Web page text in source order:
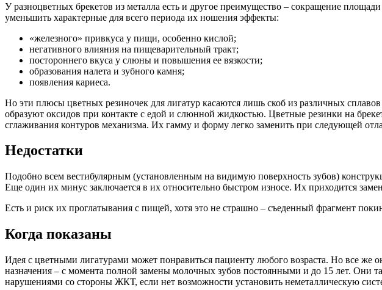
У разноцветных брекетов из металла есть и другое преимущество – сокращение
уменьшить характерные для всего периода их ношения эффекты:
«железного» привкуса у пищи, особенно кислой;
негативного влияния на пищеварительный тракт;
постороннего вкуса у слюны и повышения ее вязкости;
образования налета и зубного камня;
появления кариеса.
Но эти плюсы цветных резиночек для лигатур касаются лишь скоб из различных
образуют оксидов при контакте с едой и слюнной жидкостью. Цветные резинки на
сглаживания контуров механизма. Их гамму и форму легко заменить при следующей
Недостатки
Подобно всем вестибулярным (установленным на видимую поверхность зубов)
Еще один их минус заключается в их относительно быстром износе. Их приходится
Есть и риск их проглатывания с пищей, хотя это не страшно – съеденный фрагмент
Когда показаны
Идея с цветными лигатурами может понравиться пациенту любого возраста. Но все
назначения – с момента полной замены молочных зубов постоянными и до 15 лет. Они
нарушениями со стороны ЖКТ, если нет возможности установить неметаллическую